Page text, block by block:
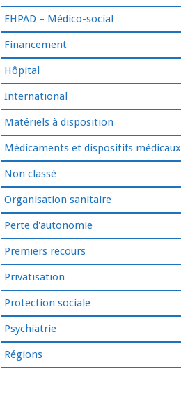
EHPAD – Médico-social
Financement
Hôpital
International
Matériels à disposition
Médicaments et dispositifs médicaux
Non classé
Organisation sanitaire
Perte d'autonomie
Premiers recours
Privatisation
Protection sociale
Psychiatrie
Régions